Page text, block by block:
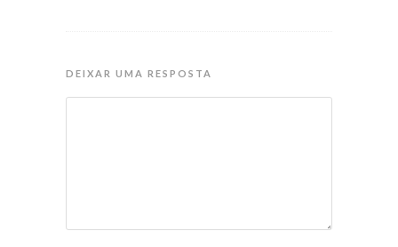
DEIXAR UMA RESPOSTA